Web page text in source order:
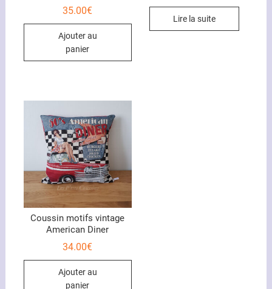
Note
5.00
35.00€
Ajouter au
panier
Note
sur 5
Lire la suite
Coussin motifs vintage
American Diner
34.00€
Ajouter au
panier